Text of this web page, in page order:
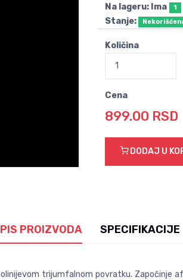
Na lageru: Ima 1
Stanje:
Količina
Cena
899.00 RSD
DODAJ U
PROIZVODA SPECIFIKACIJE
trijumfalnom povratku. Započinje